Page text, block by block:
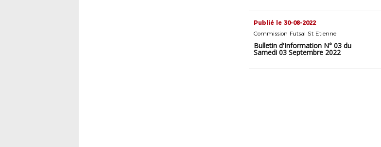
Publié le 30-08-2022
Commission Futsal St Etienne
Bulletin d'Information N° 03 du
Samedi 03 Septembre 2022